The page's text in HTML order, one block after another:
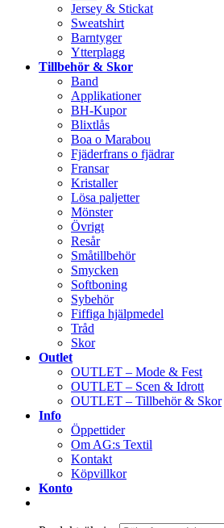
Jersey & Stickat
Sweatshirt
Barntyger
Ytterplagg
Tillbehör & Skor
Band
Applikationer
BH-Kupor
Blixtlås
Boa o Marabou
Fjäderfrans o fjädrar
Fransar
Kristaller
Lösa paljetter
Mönster
Övrigt
Resår
Småtillbehör
Smycken
Softboning
Sybehör
Fiffiga hjälpmedel
Tråd
Skor
Outlet
OUTLET – Mode & Fest
OUTLET – Scen & Idrott
OUTLET – Tillbehör & Skor
Info
Öppettider
Om AG:s Textil
Kontakt
Köpvillkor
Konto